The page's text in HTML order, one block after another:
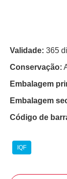
Validade: 365
Conservação:
Embalagem
Embalagem
Código de
IQF